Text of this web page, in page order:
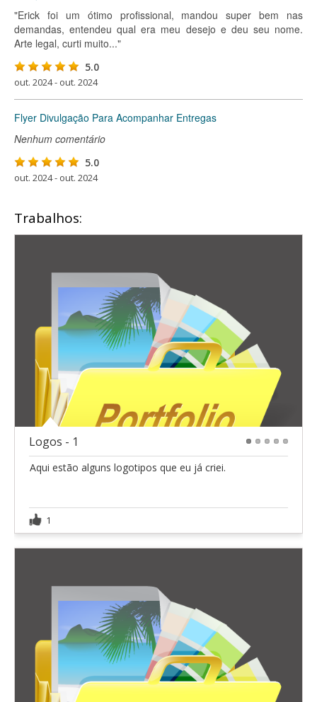
"Erick foi um ótimo profissional, mandou super bem nas
demandas, entendeu qual era meu desejo e deu seu nome.
Arte legal, curti muito..."
5.0
out. 2024 - out. 2024
Flyer Divulgação Para Acompanhar Entregas
Nenhum comentário
5.0
out. 2024 - out. 2024
Trabalhos:
Logos - 1
Aqui estão alguns logotipos que eu já criei.
1